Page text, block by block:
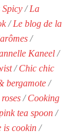
Spicy/La
/Le blog de la
/
Kaneel/
/Chic chic
bergamote/
/Cooking
tea spoon/
is cookin/